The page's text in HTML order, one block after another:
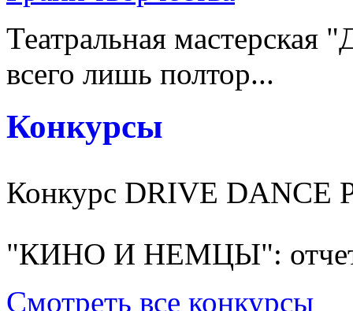
Театральная
всего лишь полтор...
Конкурсы
Конкурс DRIVE DANCE
"КИНО И НЕМЦЫ": отчет
Смотреть все конкурсы